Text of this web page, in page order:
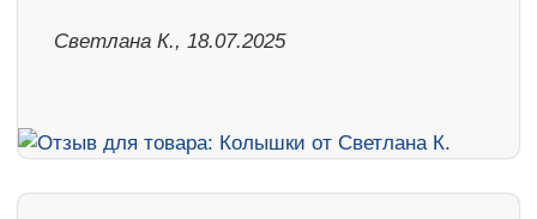
Светлана К., 18.07.2025